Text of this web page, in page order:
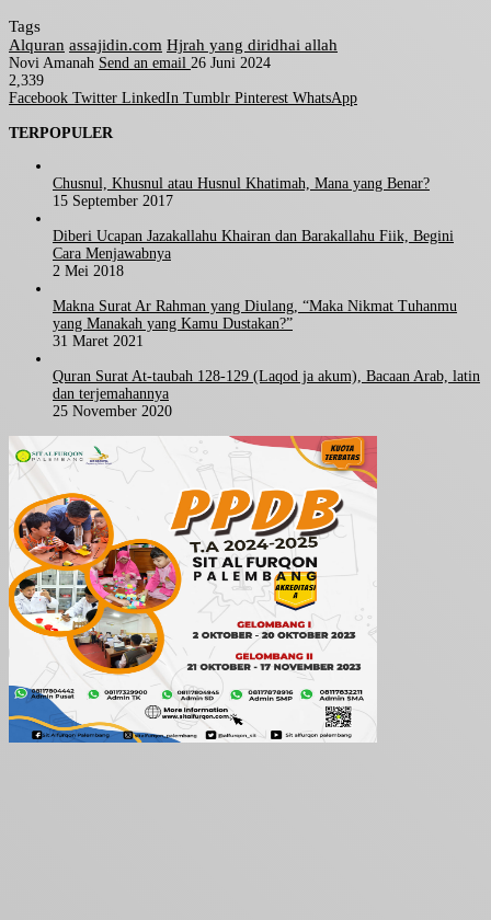
Tags
Alquran assajidin.com Hjrah yang diridhai allah
Novi Amanah Send an email 26 Juni 2024
2,339
Facebook Twitter LinkedIn Tumblr Pinterest WhatsApp
TERPOPULER
Chusnul, Khusnul atau Husnul Khatimah, Mana yang Benar?
15 September 2017
Diberi Ucapan Jazakallahu Khairan dan Barakallahu Fiik, Begini
Cara Menjawabnya
2 Mei 2018
Makna Surat Ar Rahman yang Diulang, “Maka Nikmat Tuhanmu
yang Manakah yang Kamu Dustakan?”
31 Maret 2021
Quran Surat At-taubah 128-129 (Laqod ja akum), Bacaan Arab, latin
dan terjemahannya
25 November 2020